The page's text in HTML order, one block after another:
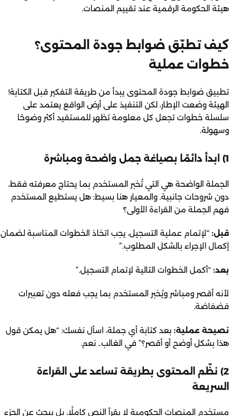
هيئة الحكومة الرقمية عند تقييم المنصات.
كيف تطبّق ضوابط جودة المحتوى؟
خطوات عملية
تطبيق ضوابط جودة المحتوى يبدأ من طريقة التفكير قبل الكتابة!
الهيئة وضعت الإطار، لكن التنفيذ على أرض الواقع يعتمد على
سلسلة خطوات تجعل كل معلومة تظهر للمستفيد أكثر وضوحًا
وسهولة.
1) ابدأ دائمًا بصياغة جمل واضحة ومباشرة
الجملة الواضحة هي التي تُخبر المستخدم بما يحتاج معرفته فقط،
دون شروحات جانبية. والمعيار هنا بسيط: هل يستطيع المستخدم
فهم الجملة من القراءة الأولى؟
قبل: “لإتمام عملية التسجيل، يجب اتخاذ الخطوات المناسبة لضمان
إكمال الإجراء بالشكل المطلوب.”
بعد: “أكمل الخطوات التالية لإتمام التسجيل.”
لأنه أقصر ومباشر ويُخبر المستخدم بما يجب فعله دون تعبيرات
فضفاضة.
نصيحة عملية: بعد كتابة أي جملة، اسأل نفسك: “هل يمكن قول
هذا بشكل أوضح أو أقصر؟” في الغالب.. نعم.
2) نظّم المحتوى بطريقة تساعد على القراءة
السريعة
مستخدم المنصات الحكومية لا يقرأ النص كاملًا، بل يبحث عن الجزء